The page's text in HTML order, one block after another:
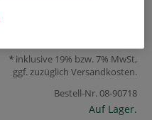
inklusive 19% bzw. 7% MwSt,
ggf. zuzüglich Versandkosten.
Bestell-Nr.08-90718
Auf Lager.